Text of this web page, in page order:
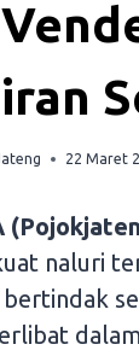
22 Maret
naluri
bertindak